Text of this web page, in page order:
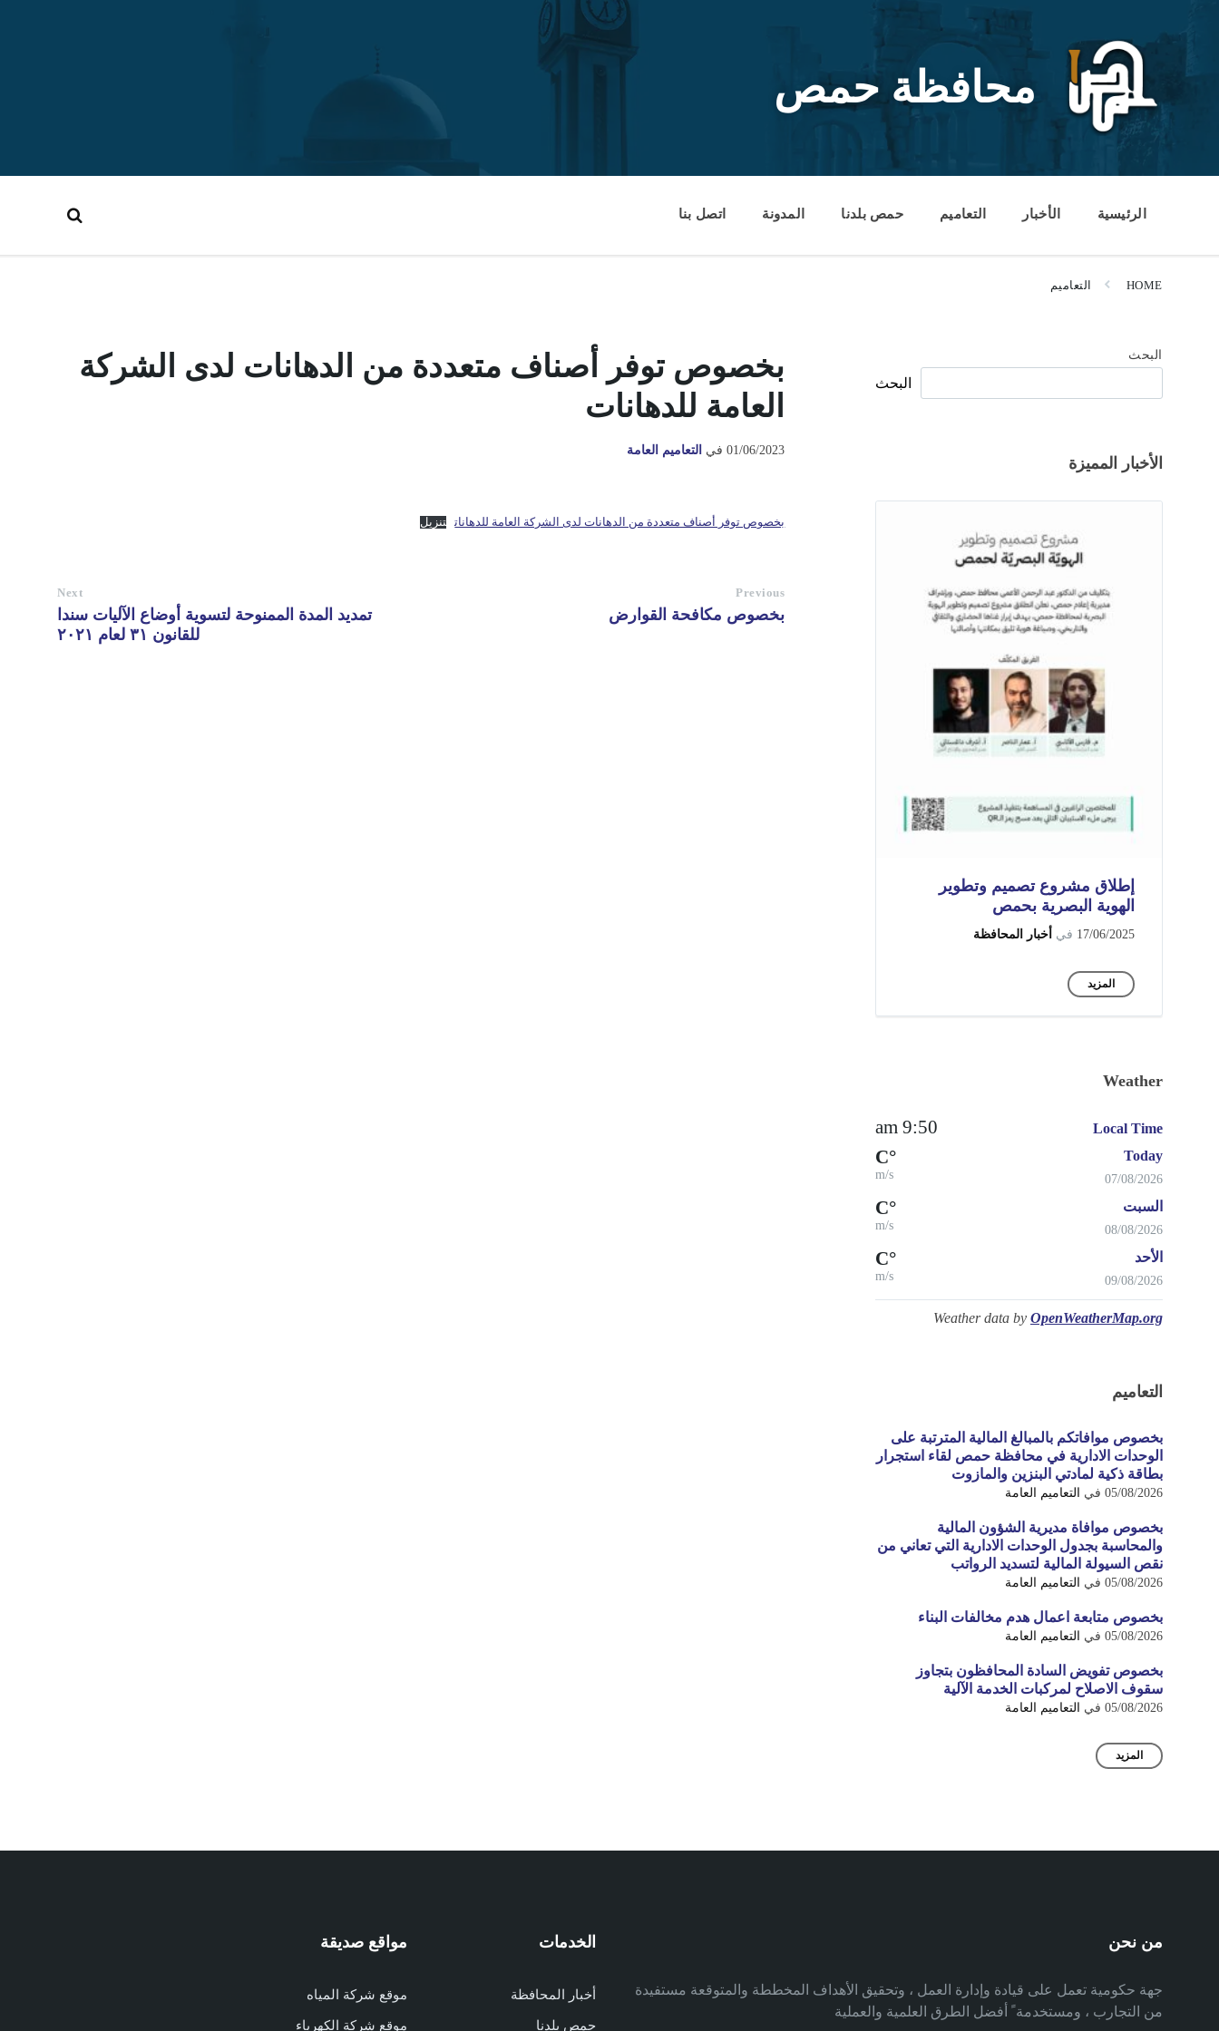
content
محافظة حمص
الرئيسية الأخبار التعاميم حمص بلدنا المدونة اتصل بنا
HOME التعاميم
بخصوص توفر أصناف متعددة من الدهانات لدى الشركة
العامة للدهانات
01/06/2023 في التعاميم العامة
بخصوص توفر أصناف متعددة من الدهانات لدى الشركة العامة للدهانات تنزيل
Previous
بخصوص مكافحة القوارض
Next
تمديد المدة الممنوحة لتسوية أوضاع الآليات سندا
للقانون ٣١ لعام ٢٠٢١
البحث
البحث
الأخبار المميزة
إطلاق مشروع تصميم وتطوير
الهوية البصرية بحمص
17/06/2025 في أخبار المحافظة
المزيد
Weather
Local Time
9:50 am
Today
07/08/2026
°C
m/s
السبت
08/08/2026
°C
m/s
الأحد
09/08/2026
°C
m/s
Weather data by OpenWeatherMap.org
التعاميم
بخصوص موافاتكم بالمبالغ المالية المترتبة على
الوحدات الادارية في محافظة حمص لقاء استجرار
بطاقة ذكية لمادتي البنزين والمازوت
05/08/2026 في التعاميم العامة
بخصوص موافاة مديرية الشؤون المالية
والمحاسبة بجدول الوحدات الادارية التي تعاني من
نقص السيولة المالية لتسديد الرواتب
05/08/2026 في التعاميم العامة
بخصوص متابعة اعمال هدم مخالفات البناء
05/08/2026 في التعاميم العامة
بخصوص تفويض السادة المحافظون بتجاوز
سقوف الاصلاح لمركبات الخدمة الآلية
05/08/2026 في التعاميم العامة
المزيد
من نحن
جهة حكومية تعمل على قيادة وإدارة العمل ، وتحقيق الأهداف المخططة والمتوقعة مستفيدة
من التجارب ، ومستخدمة ً أفضل الطرق العلمية والعملية
الخدمات
أخبار المحافظة
حمص بلدنا
مواقع صديقة
موقع شركة المياه
موقع شركة الكهرباء